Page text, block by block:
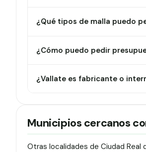
¿Qué tipos de malla puedo
¿Cómo puedo pedir
¿Vallate es fabricante o
Municipios cercanos
Otras localidades de Ciudad Real